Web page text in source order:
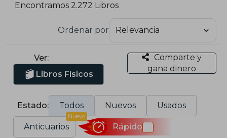
Encontramos 2.272 Libros
Ordenar por
Ver:
Libros Físicos
Comparte y
gana dinero
Estado: Todos Nuevos Usados
Anticuarios
Nuevo
Rápido